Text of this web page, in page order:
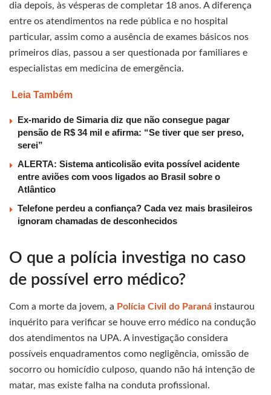
dia depois, às vésperas de completar 18 anos. A diferença
entre os atendimentos na rede pública e no hospital
particular, assim como a ausência de exames básicos nos
primeiros dias, passou a ser questionada por familiares e
especialistas em medicina de emergência.
Leia Também
Ex-marido de Simaria diz que não consegue pagar
pensão de R$ 34 mil e afirma: “Se tiver que ser preso,
serei”
ALERTA: Sistema anticolisão evita possível acidente
entre aviões com voos ligados ao Brasil sobre o
Atlântico
Telefone perdeu a confiança? Cada vez mais brasileiros
ignoram chamadas de desconhecidos
O que a polícia investiga no caso
de possível erro médico?
Com a morte da jovem, a Polícia Civil do Paraná instaurou
inquérito para verificar se houve erro médico na condução
dos atendimentos na UPA. A investigação considera
possíveis enquadramentos como negligência, omissão de
socorro ou homicídio culposo, quando não há intenção de
matar, mas existe falha na conduta profissional.